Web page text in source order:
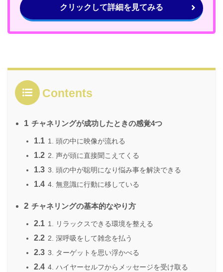
クリックして詳細を見てみる
Contents
1 チャネリングが成功したときの感覚4つ
1.1 1. 頭の中に映像が流れる
1.2 2. 声が頭に直接聞こえてくる
1.3 3. 頭の中が聡明になり悩み事を解決できる
1.4 4. 無意識に行動に移している
2 チャネリングの基本的なやり方
2.1 1. リラックスできる環境を整える
2.2 2. 深呼吸をして雑念を払う
2.3 3. ターゲットを思い浮かべる
2.4 4. ハイヤーセルフからメッセージを受け取る